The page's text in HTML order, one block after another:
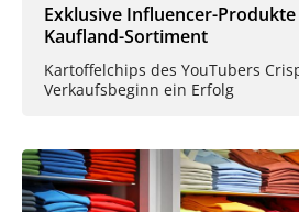
Exklusive Influencer-
Kaufland-Sortiment
Kartoffelchips des YouTubers
Verkaufsbeginn ein Erfolg